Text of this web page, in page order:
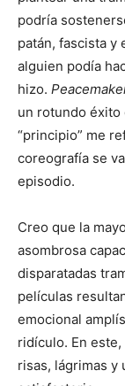
podría
patán, fascista y
alguien podía
hizo.
un rotundo éxito
“principio” me
coreografía se
episodio.
Creo que la
asombrosa
disparatadas
películas
emocional
ridículo. En
risas, lágrimas y